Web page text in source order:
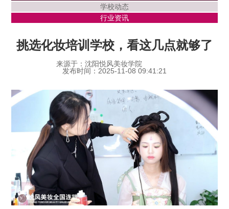
学校动态
行业资讯
挑选化妆培训学校，看这几点就够了
来源于：沈阳悦风美妆学院
发布时间：2025-11-08 09:41:21